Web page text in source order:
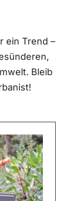
ein Trend –
Bleib